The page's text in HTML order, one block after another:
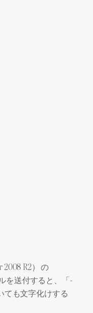
R2） の
を送付すると、「-
ても文字化けする